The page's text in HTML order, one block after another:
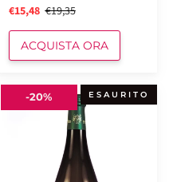
€15,48 €19,35
ACQUISTA ORA
Sauvignon
2019
ESAURITO
-20%